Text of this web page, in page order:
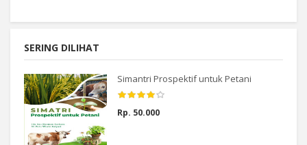
SERING DILIHAT
Simantri Prospektif untuk Petani
Rp. 50.000